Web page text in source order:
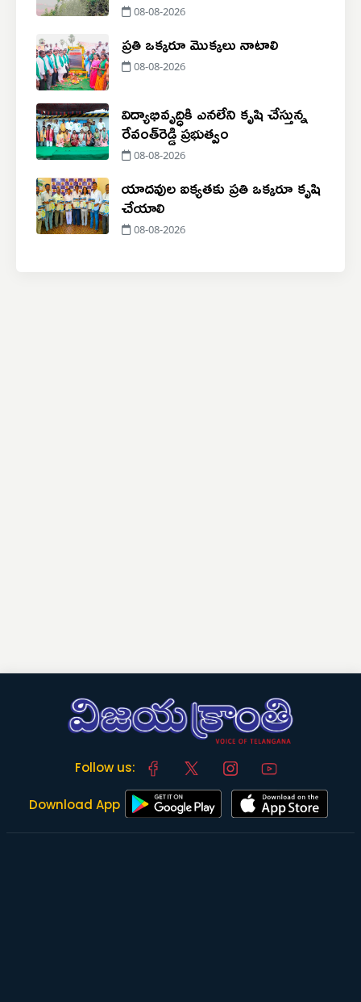
08-08-2026
ప్రతి ఒక్కరూ మొక్కలు నాటాలి
08-08-2026
విద్యాభివృద్ధికి ఎనలేని కృషి చేస్తున్న
రేవంత్‌రెడ్డి ప్రభుత్వం
08-08-2026
యాదవుల ఐక్యతకు ప్రతి ఒక్కరూ కృషి
చేయాలి
08-08-2026
Follow us:
Download App